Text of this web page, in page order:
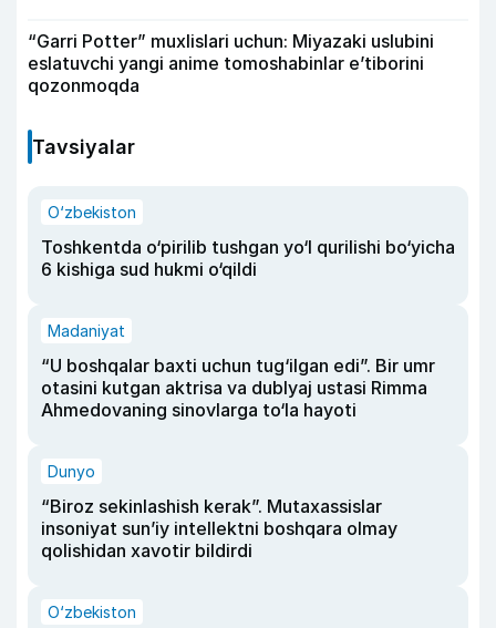
“Garri Potter” muxlislari uchun: Miyazaki uslubini
eslatuvchi yangi anime tomoshabinlar e’tiborini
qozonmoqda
Tavsiyalar
O‘zbekiston
Toshkentda o‘pirilib tushgan yo‘l qurilishi bo‘yicha
6 kishiga sud hukmi o‘qildi
Madaniyat
“U boshqalar baxti uchun tug‘ilgan edi”. Bir umr
otasini kutgan aktrisa va dublyaj ustasi Rimma
Ahmedovaning sinovlarga to‘la hayoti
Dunyo
“Biroz sekinlashish kerak”. Mutaxassislar
insoniyat sun’iy intellektni boshqara olmay
qolishidan xavotir bildirdi
O‘zbekiston